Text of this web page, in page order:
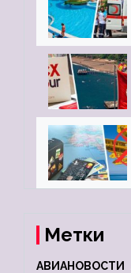
Метки
АВИАНОВОСТИ